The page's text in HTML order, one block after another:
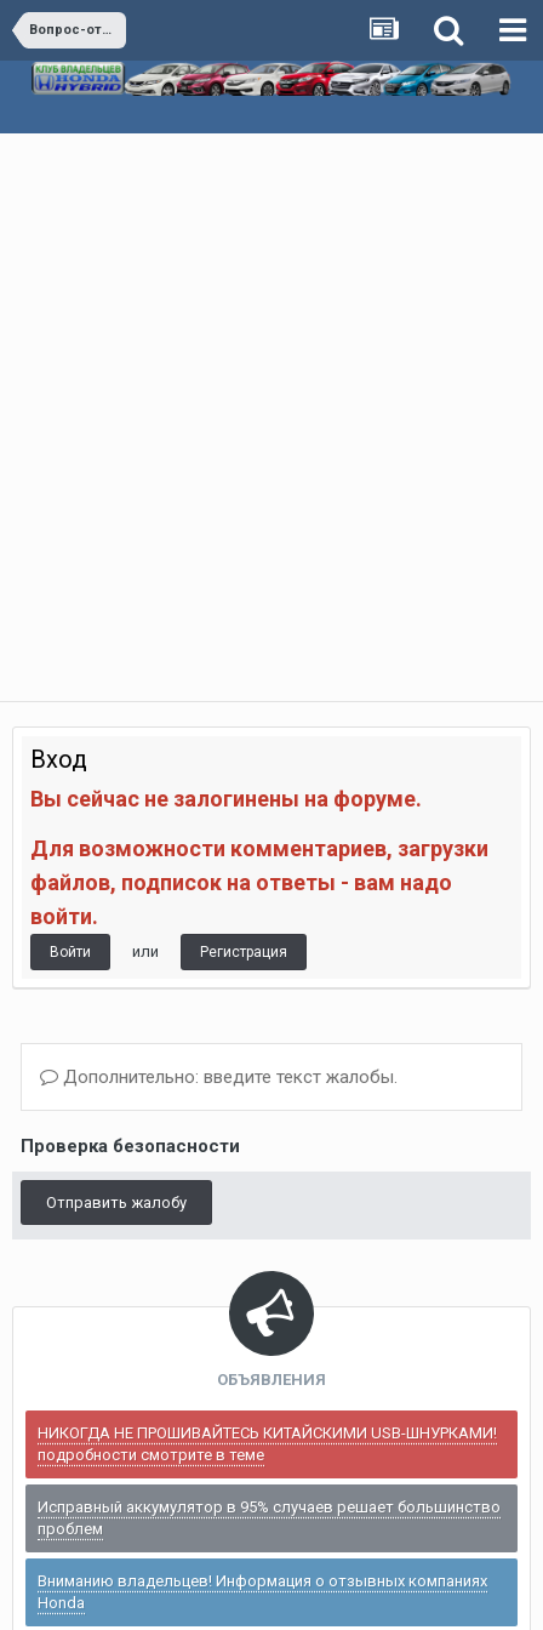
Вопрос-ответ (коллективный разум)
Вход
Вы сейчас не залогинены на форуме.
Для возможности комментариев, загрузки
файлов, подписок на ответы - вам надо
войти.
Войти или Регистрация
Дополнительно: введите текст жалобы.
Проверка безопасности
Отправить жалобу
ОБЪЯВЛЕНИЯ
НИКОГДА НЕ ПРОШИВАЙТЕСЬ КИТАЙСКИМИ USB-ШНУРКАМИ!
подробности смотрите в теме
Исправный аккумулятор в 95% случаев решает большинство
проблем
Вниманию владельцев! Информация о отзывных компаниях
Honda